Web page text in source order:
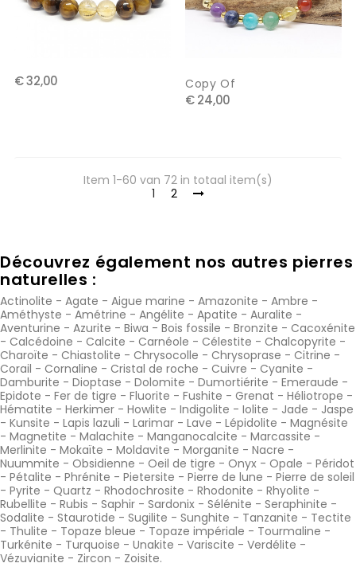
€ 32,00 Copy Of
€ 24,00
Item 1-60 van 72 in totaal item(s)
1
2
Découvrez également nos autres pierres
naturelles :
Actinolite - Agate - Aigue marine - Amazonite - Ambre -
Améthyste - Amétrine - Angélite - Apatite - Auralite -
Aventurine - Azurite - Biwa - Bois fossile - Bronzite - Cacoxénite
- Calcédoine - Calcite - Carnéole - Célestite - Chalcopyrite -
Charoïte - Chiastolite - Chrysocolle - Chrysoprase - Citrine -
Corail - Cornaline - Cristal de roche - Cuivre - Cyanite -
Damburite - Dioptase - Dolomite - Dumortiérite - Emeraude -
Epidote - Fer de tigre - Fluorite - Fushite - Grenat - Héliotrope -
Hématite - Herkimer - Howlite - Indigolite - Iolite - Jade - Jaspe
- Kunsite - Lapis lazuli - Larimar - Lave - Lépidolite - Magnésite
- Magnetite - Malachite - Manganocalcite - Marcassite -
Merlinite - Mokaïte - Moldavite - Morganite - Nacre -
Nuummite - Obsidienne - Oeil de tigre - Onyx - Opale - Péridot
- Pétalite - Phrénite - Pietersite - Pierre de lune - Pierre de soleil
- Pyrite - Quartz - Rhodochrosite - Rhodonite - Rhyolite -
Rubellite - Rubis - Saphir - Sardonix - Sélénite - Seraphinite -
Sodalite - Staurotide - Sugilite - Sunghite - Tanzanite - Tectite
- Thulite - Topaze bleue - Topaze impériale - Tourmaline -
Turkénite - Turquoise - Unakite - Variscite - Verdélite -
Vézuvianite - Zircon - Zoisite.